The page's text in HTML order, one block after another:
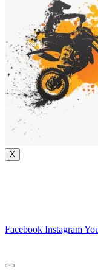
X
Facebook Instagram